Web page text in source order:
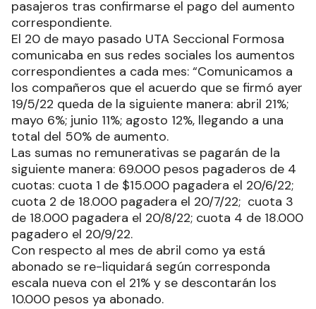
pasajeros tras confirmarse el pago del aumento
correspondiente.
El 20 de mayo pasado UTA Seccional Formosa
comunicaba en sus redes sociales los aumentos
correspondientes a cada mes: “Comunicamos a
los compañeros que el acuerdo que se firmó ayer
19/5/22 queda de la siguiente manera: abril 21%;
mayo 6%; junio 11%; agosto 12%, llegando a una
total del 50% de aumento.
Las sumas no remunerativas se pagarán de la
siguiente manera: 69.000 pesos pagaderos de 4
cuotas: cuota 1 de $15.000 pagadera el 20/6/22;
cuota 2 de 18.000 pagadera el 20/7/22; cuota 3
de 18.000 pagadera el 20/8/22; cuota 4 de 18.000
pagadero el 20/9/22.
Con respecto al mes de abril como ya está
abonado se re-liquidará según corresponda
escala nueva con el 21% y se descontarán los
10.000 pesos ya abonado.